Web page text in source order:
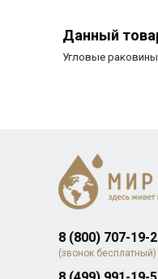
Данный
Угловые раковины
8 (800) 707-19-
(звонок бесплатный)